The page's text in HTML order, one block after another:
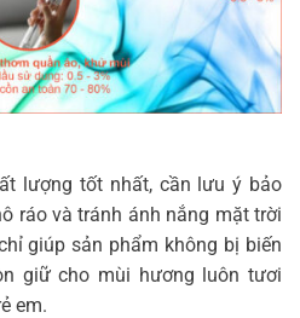
lượng tốt nhất, cần lưu ý bảo
ráo và tránh ánh nắng mặt trời
giúp sản phẩm không bị biến
giữ cho mùi hương luôn tươi
em.